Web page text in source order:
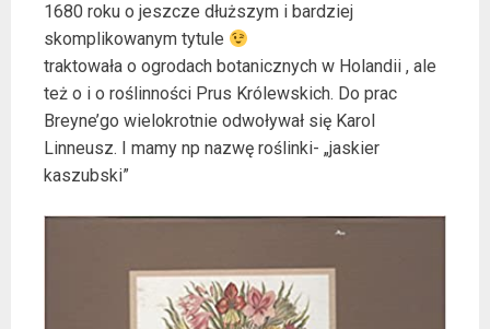
1680 roku o jeszcze dłuższym i bardziej
skomplikowanym tytule
traktowała o ogrodach botanicznych w Holandii , ale
też o i o roślinności Prus Królewskich. Do prac
Breyne’go wielokrotnie odwoływał się Karol
Linneusz. I mamy np nazwę roślinki- „jaskier
kaszubski”